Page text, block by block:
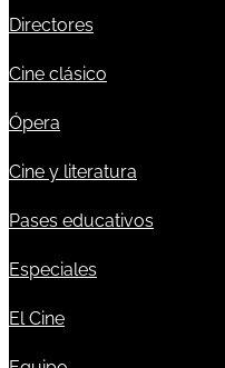
Directores
Cine clásico
Ópera
Cine y literatura
Pases educativos
Especiales
El Cine